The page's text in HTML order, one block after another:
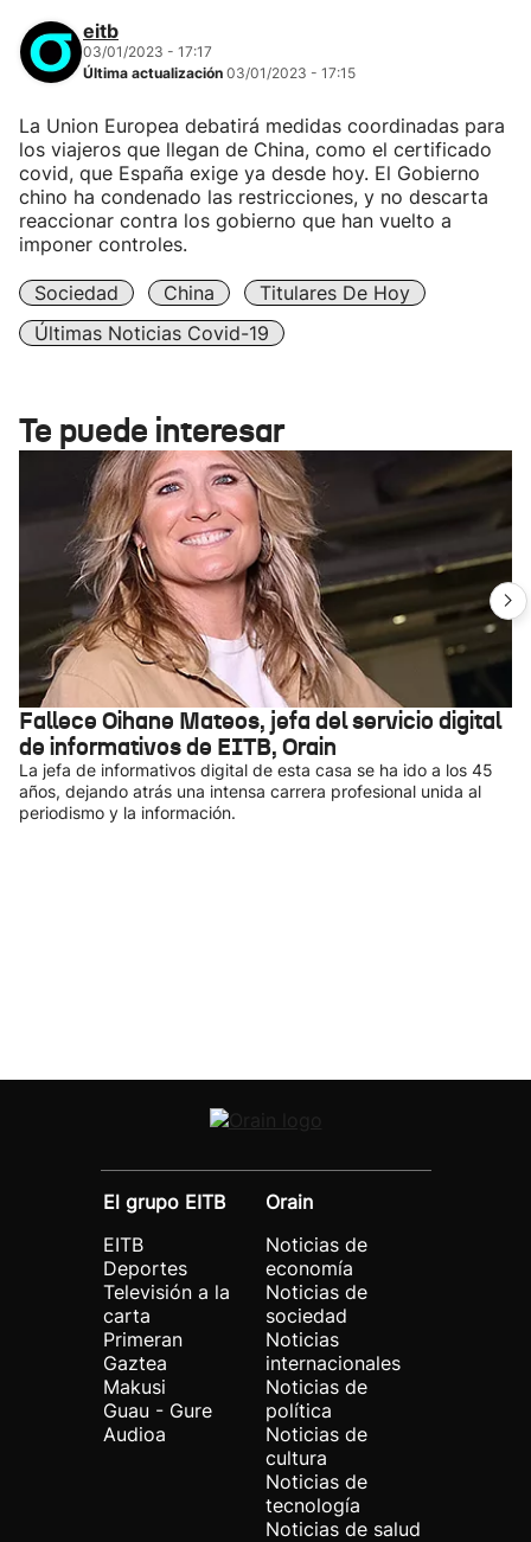
eitb
03/01/2023 - 17:17
Última actualización 03/01/2023 - 17:15
La Union Europea debatirá medidas coordinadas para
los viajeros que llegan de China, como el certificado
covid, que España exige ya desde hoy. El Gobierno
chino ha condenado las restricciones, y no descarta
reaccionar contra los gobierno que han vuelto a
imponer controles.
Sociedad China
Titulares De Hoy
Últimas Noticias Covid-19
Te puede interesar
Fallece Oihane Mateos, jefa del servicio digital
de informativos de EITB, Orain
La jefa de informativos digital de esta casa se ha ido a los 45
años, dejando atrás una intensa carrera profesional unida al
periodismo y la información.
El grupo EITB
EITB
Deportes
Televisión a la
carta
Primeran
Gaztea
Makusi
Guau - Gure
Audioa
Orain
Noticias de
economía
Noticias de
sociedad
Noticias
internacionales
Noticias de
política
Noticias de
cultura
Noticias de
tecnología
Noticias de salud